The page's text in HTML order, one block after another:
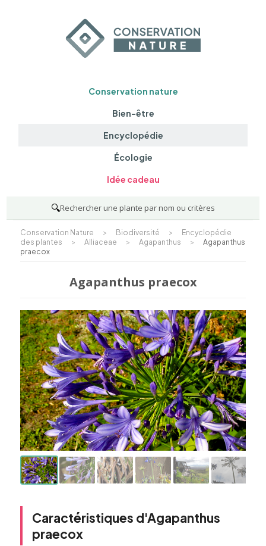
Conservation nature
Bien-être
Encyclopédie
Écologie
Idée cadeau
🔍Rechercher une plante par nom ou critères
Conservation Nature > Biodiversité >
Encyclopédie
des plantes
> Alliaceae > Agapanthus >
Agapanthus
praecox
Agapanthus praecox
Caractéristiques d'Agapanthus
praecox